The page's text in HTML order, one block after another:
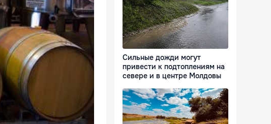
Сильные дожди могут
привести к подтоплениям на
севере и в центре Молдовы